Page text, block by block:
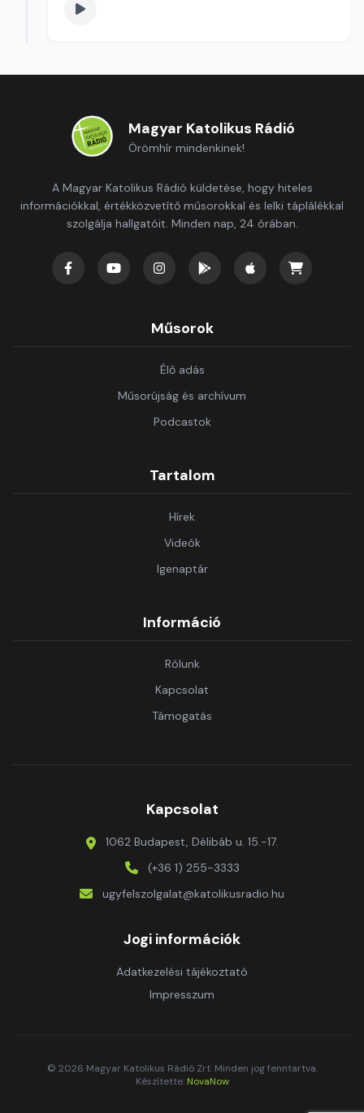
Magyar Katolikus Rádió
Örömhír mindenkinek!
A Magyar Katolikus Rádió küldetése, hogy hiteles
információkkal, értékközvetítő műsorokkal és lelki táplálékkal
szolgálja hallgatóit. Minden nap, 24 órában.
Műsorok
Élő adás
Műsorújság és archívum
Podcastok
Tartalom
Hírek
Videók
Igenaptár
Információ
Rólunk
Kapcsolat
Támogatás
Kapcsolat
1062 Budapest, Délibáb u. 15.-17.
(+36 1) 255-3333
ugyfelszolgalat@katolikusradio.hu
Jogi információk
Adatkezelési tájékoztató
Impresszum
© 2026 Magyar Katolikus Rádió Zrt. Minden jog fenntartva.
Készítette: NovaNow